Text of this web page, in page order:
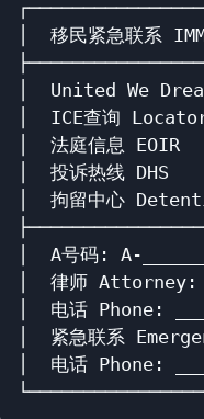
│  移民紧急联系
│  United We
│  ICE查询
│  法庭信息
│  投诉热线
│  拘留中心
│  A号码: A-
│  律师 Attorney:
│  电话 Phone:
│  紧急联系
│  电话 Phone: